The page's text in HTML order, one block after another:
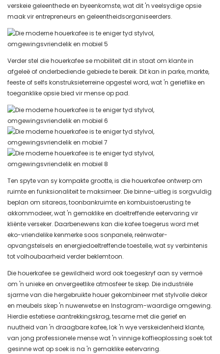
verskeie geleenthede en byeenkomste, wat dit 'n veelsydige opsie
maak vir entrepreneurs en geleentheidsorganiseerders.
Verder stel die houerkafee se mobiliteit dit in staat om klante in
afgeleë of onderbediende gebiede te bereik. Dit kan in parke, markte,
feeste of selfs konstruksieterreine opgestel word, wat 'n gerieflike en
toeganklike opsie bied vir mense op pad.
Ten spyte van sy kompakte grootte, is die houerkafee ontwerp om
ruimte en funksionaliteit te maksimeer. Die binne-uitleg is sorgvuldig
beplan om sitareas, toonbankruimte en kombuistoerusting te
akkommodeer, wat 'n gemaklike en doeltreffende eetervaring vir
kliënte verseker. Daarbenewens kan die kafee toegerus word met
eko-vriendelike kenmerke soos sonpanele, reënwater-
opvangstelsels en energiedoeltreffende toestelle, wat sy verbintenis
tot volhoubaarheid verder beklemtoon.
Die houerkafee se gewildheid word ook toegeskryf aan sy vermoë
om 'n unieke en onvergeetlike atmosfeer te skep. Die industriële
sjarme van die hergebruikte houer gekombineer met stylvolle dekor
en meubels skep 'n nuwerwetse en Instagram-waardige omgewing.
Hierdie estetiese aantrekkingskrag, tesame met die gerief en
nuutheid van 'n draagbare kafee, lok 'n wye verskeidenheid klante,
van jong professionele mense wat 'n vinnige koffieoplossing soek tot
gesinne wat op soek is na 'n gemaklike eetervaring.